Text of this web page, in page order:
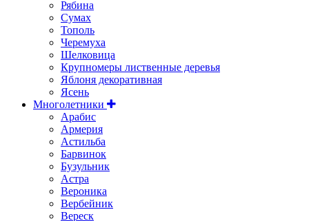
Рябина
Сумах
Тополь
Черемуха
Шелковица
Крупномеры лиственные деревья
Яблоня декоративная
Ясень
Многолетники
Арабис
Армерия
Астильбa
Барвинок
Бузульник
Астра
Вероника
Вербейник
Вереск